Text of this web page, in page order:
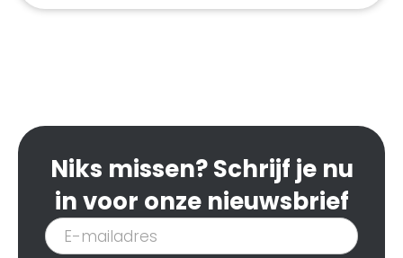
Niks missen? Schrijf je nu
in voor onze nieuwsbrief
Inschrijven
nieuwsbrief